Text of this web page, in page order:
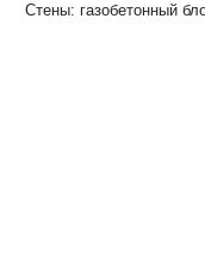
Стены: газобетонный